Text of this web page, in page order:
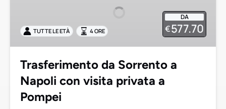
con
visita
Pompei
DA
€577.70
TUTTE LE ETÀ 4 ORE
Trasferimento da Sorrento a
Napoli con visita privata a
Pompei